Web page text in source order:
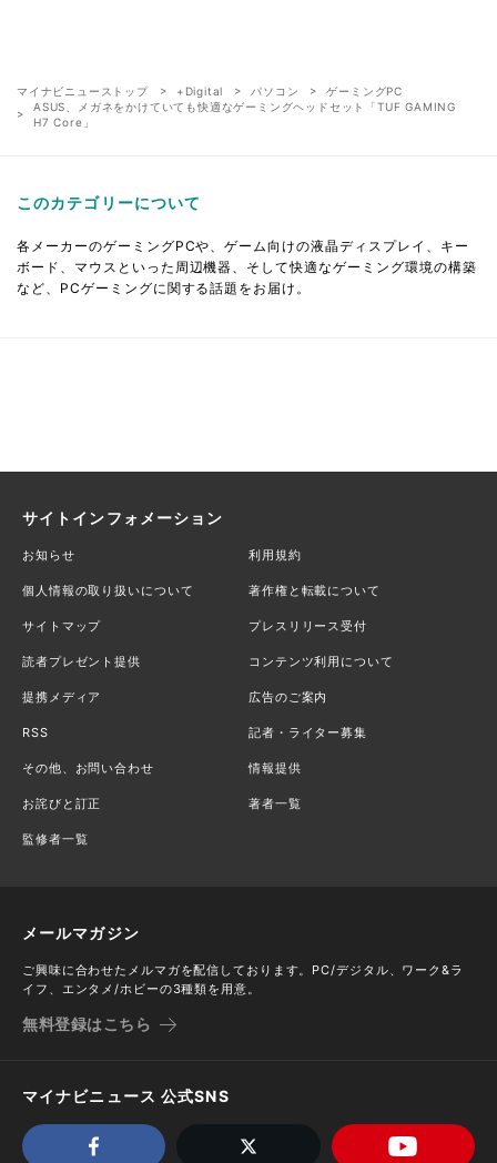
マイナビニューストップ +Digital パソコン
ゲーミングPC
ASUS、メガネをかけていても快適なゲーミングヘッドセット「TUF GAMING
H7 Core」
このカテゴリーについて
各メーカーのゲーミングPCや、ゲーム向けの液晶ディスプレイ、キー
ボード、マウスといった周辺機器、そして快適なゲーミング環境の構築
など、PCゲーミングに関する話題をお届け。
サイトインフォメーション
お知らせ 利用規約
個人情報の取り扱いについて 著作権と転載について
サイトマップ プレスリリース受付
読者プレゼント提供 コンテンツ利用について
提携メディア 広告のご案内
RSS 記者・ライター募集
その他、お問い合わせ 情報提供
お詫びと訂正 著者一覧
監修者一覧
メールマガジン
ご興味に合わせたメルマガを配信しております。PC/デジタル、ワーク&ラ
イフ、エンタメ/ホビーの3種類を用意。
無料登録はこちら
マイナビニュース 公式SNS